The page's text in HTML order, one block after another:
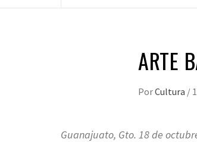
ARTE
PorCultura /
Guanajuato, Gto. 18 de